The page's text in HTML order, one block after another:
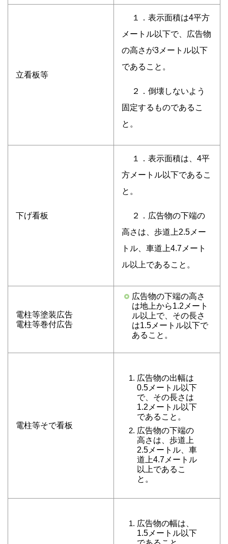
立看板等
１．表示面積は4平方
メートル以下で、広告物
の高さが3メートル以下
であること。
２．倒壊しないよう
固定するものであるこ
と。
下げ看板
１．表示面積は、4平
方メートル以下であるこ
と。
２．広告物の下端の
高さは、歩道上2.5メー
トル、車道上4.7メート
ル以上であること。
電柱等塗装広告
電柱等巻付広告
広告物の下端の高さ
は地上から1.2メート
ル以上で、その長さ
は1.5メートル以下で
あること。
電柱等そで看板
広告物の出幅は
0.5メートル以下
で、その長さは
1.2メートル以下
であること。
広告物の下端の
高さは、歩道上
2.5メートル、車
道上4.7メートル
以上であるこ
と。
広告物の幅は、
1.5メートル以下